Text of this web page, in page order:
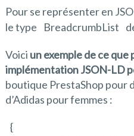
Pour se représenter en
le type
BreadcrumbList
Voici un exemple de ce
implémentation JSON-LD
boutique PrestaShop pour
d’Adidas pour femmes :
{